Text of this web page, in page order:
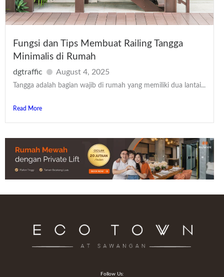
Fungsi dan Tips Membuat Railing Tangga
Minimalis di Rumah
dgtraffic August 4, 2025
Tangga adalah bagian wajib di rumah yang memiliki dua lantai...
Read More
Follow Us: